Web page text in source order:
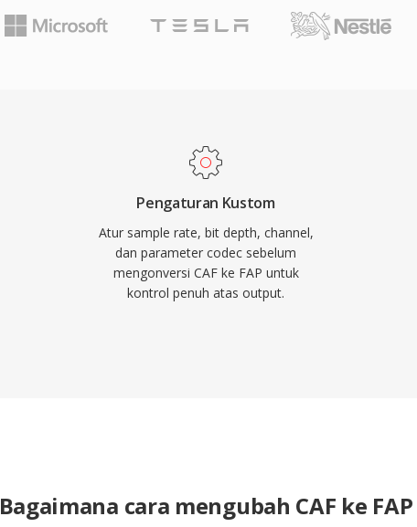
Pengaturan Kustom
Atur sample rate, bit depth, channel,
dan parameter codec sebelum
mengonversi CAF ke FAP untuk
kontrol penuh atas output.
Bagaimana cara mengubah CAF ke FAP